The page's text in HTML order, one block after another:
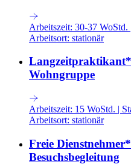
Arbeitszeit: 30-37 WoStd.
Arbeitsort: stationär
Wohngruppe
Arbeitszeit: 15 WoStd. |
Arbeitsort: stationär
Freie
Besuchsbegleitung